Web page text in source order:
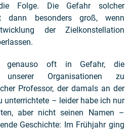
Folge. Die Gefahr solcher
dann besonders groß, wenn
der Zielkonstellation
genauso oft in Gefahr, die
unserer Organisationen zu
Professor, der damals an der
unterrichtete – leider habe ich nur
aber nicht seinen Namen –
Geschichte: Im Frühjahr ging